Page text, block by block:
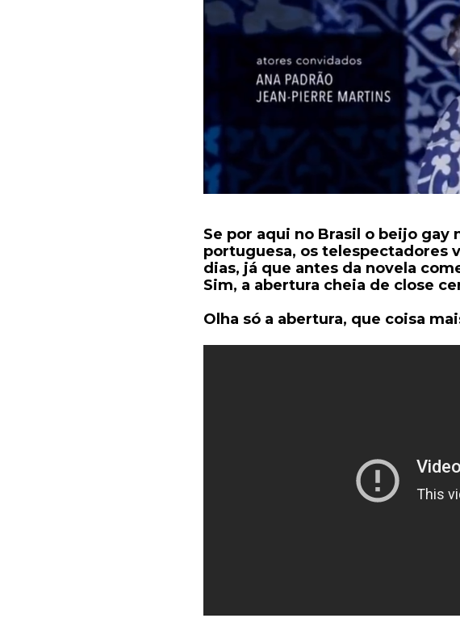
Se por aqui no Brasil o beijo gay
portuguesa, os telespectadores
dias, já que antes da novela
Sim, a abertura cheia de close
Olha só a abertura, que coisa